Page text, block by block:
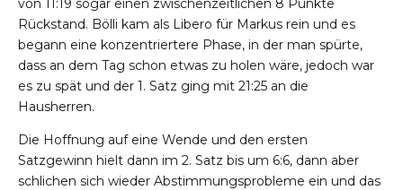
von 11:19 sogar einen zwischenzeitlichen 8 Punkte
Rückstand. Bölli kam als Libero für Markus rein und es
begann eine konzentriertere Phase, in der man spürte,
dass an dem Tag schon etwas zu holen wäre, jedoch war
es zu spät und der 1. Satz ging mit 21:25 an die
Hausherren.
Die Hoffnung auf eine Wende und den ersten
Satzgewinn hielt dann im 2. Satz bis um 6:6, dann aber
schlichen sich wieder Abstimmungsprobleme ein und das